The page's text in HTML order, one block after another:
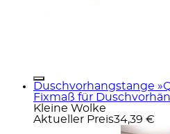
Duschvorhangstange
Fixmaß für
Kleine Wolke
Aktueller Preis34,39 €